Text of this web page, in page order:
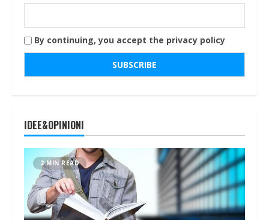
By continuing, you accept the privacy policy
IDEE&OPINIONI
2 MIN READ